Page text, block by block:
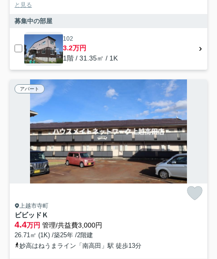
と見る
募集中の部屋
102
3.2万円
1階 / 31.35㎡ / 1K
アパート
上越市寺町
ビビッドＫ
4.4万円 管理/共益費3,000円
26.71㎡ (1K) /築25年 /2階建
妙高はねうまライン「南高田」駅 徒歩13分